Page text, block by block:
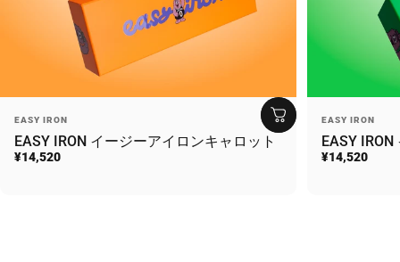
Vendor:
EASY IRON
EASY IRON イージーアイロンキャロット
¥14,520
Vendor:
EASY IRON
EASY
¥14,520